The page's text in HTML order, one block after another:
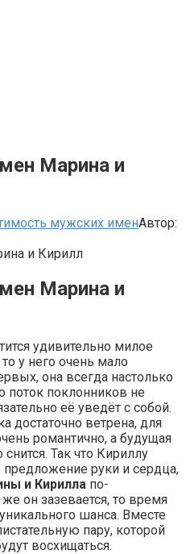
Марина и
мужских именАвтор:
Марина и
удивительно милое
у него очень мало
она всегда настолько
поток поклонников не
её уведёт с собой.
достаточно ветрена, для
романтично, а будущая
Так что Кириллу
предложение руки и сердца,
и Кирилла по-
он зазевается, то время
шанса. Вместе
пару, которой
восхищаться.